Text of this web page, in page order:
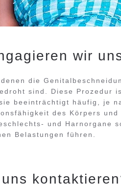
wir
die
sind. Diese Prozedur
beeinträchtigt häufig, je
des Körpers und
und Harnorgane
Belastungen führen.